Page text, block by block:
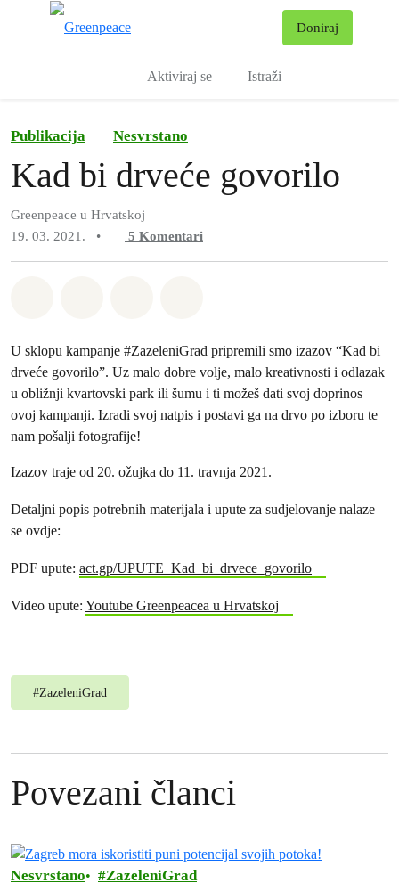
Doniraj
Aktiviraj se Istraži
Publikacija Nesvrstano
Kad bi drveće govorilo
Greenpeace u Hrvatskoj
19. 03. 2021.
• 5 Komentari
U sklopu kampanje #ZazeleniGrad pripremili smo izazov “Kad bi
drveće govorilo”. Uz malo dobre volje, malo kreativnosti i odlazak
u obližnji kvartovski park ili šumu i ti možeš dati svoj doprinos
ovoj kampanji. Izradi svoj natpis i postavi ga na drvo po izboru te
nam pošalji fotografije!
Izazov traje od 20. ožujka do 11. travnja 2021.
Detaljni popis potrebnih materijala i upute za sudjelovanje nalaze
se ovdje:
PDF upute: act.gp/UPUTE_Kad_bi_drvece_govorilo
Video upute: Youtube Greenpeacea u Hrvatskoj
#ZazeleniGrad
Povezani članci
Nesvrstano ZazeleniGrad